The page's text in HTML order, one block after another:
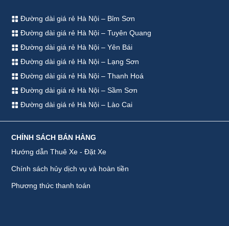
Đường dài giá rẻ Hà Nội – Bỉm Sơn
Đường dài giá rẻ Hà Nội – Tuyên Quang
Đường dài giá rẻ Hà Nội – Yên Bái
Đường dài giá rẻ Hà Nội – Lạng Sơn
Đường dài giá rẻ Hà Nội – Thanh Hoá
Đường dài giá rẻ Hà Nội – Sầm Sơn
Đường dài giá rẻ Hà Nội – Lào Cai
CHÍNH SÁCH BÁN HÀNG
Hướng dẫn Thuê Xe - Đặt Xe
Chính sách hủy dịch vụ và hoàn tiền
Phương thức thanh toán